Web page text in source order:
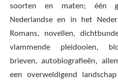
soorten en maten; één
Nederlandse en in het
Romans, novellen,
vlammende pleidooien,
brieven, autobiografieën,
een overweldigend